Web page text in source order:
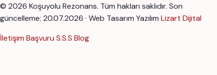
© 2026 Koşuyolu Rezonans. Tüm hakları saklıdır. Son
güncelleme: 20.07.2026 · Web Tasarım Yazılım Lizart Dijital
İletişim Başvuru S.S.S Blog